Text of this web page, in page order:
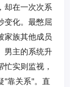
却在一次次系
变化。最憋屈
家族其他成员
男主的系统升
实则监视，
"靠关系"。直